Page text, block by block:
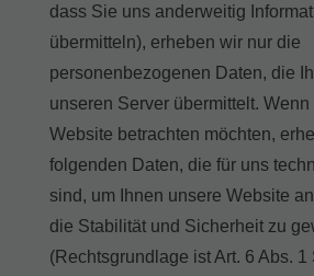
dass Sie uns anderweitig
übermitteln), erheben wir nur die
personenbezogenen Daten, die
unseren Server übermittelt.
Website betrachten möchten,
folgenden Daten, die für uns
sind, um Ihnen unsere Website
die Stabilität und Sicherheit zu
(Rechtsgrundlage ist Art. 6 Abs. 1